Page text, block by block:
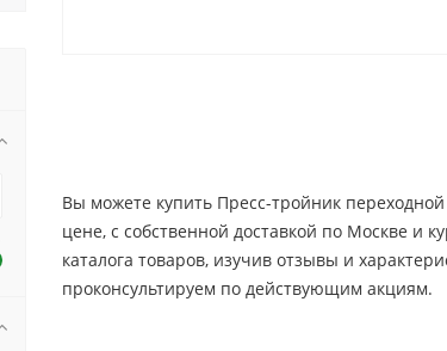
Вы можете купить Пресс-тройник
цене, c собственной доставкой по Москве и
каталога товаров, изучив отзывы и
проконсультируем по действующим акциям.